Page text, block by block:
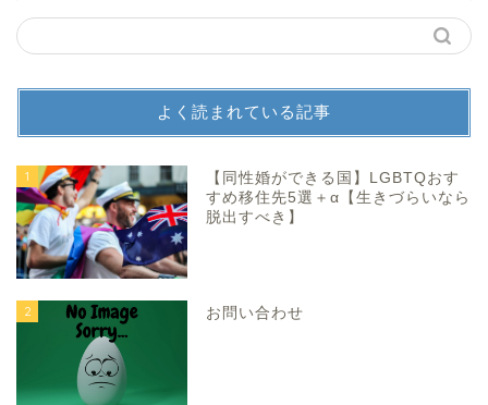
よく読まれている記事
1
【同性婚ができる国】LGBTQおす
すめ移住先5選＋α【生きづらいなら
脱出すべき】
2 お問い合わせ